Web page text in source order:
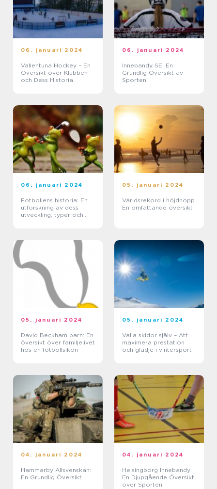
06. januari 2024
Vallentuna Hockey – En
Översikt över Klubben
och Dess Historia
06. januari 2024
Innebandy SE: En
Grundlig Översikt av
Sporten
06. januari 2024
Fotbollens historia: En
utforskning av dess
utveckling, typer och
05. januari 2024
Världsrekord i höjdhopp
En omfattande översikt
05. januari 2024
David Beckham barn: En
översikt över familjelivet
hos en fotbollsikon
05. januari 2024
Valla skidor själv – Att
maximera prestation
och glädje i vintersport
04. januari 2024
Hammarby Allsvenskan:
En Grundlig Översikt
04. januari 2024
Helsingborg Innebandy:
En Djupgående Översikt
över Sporten